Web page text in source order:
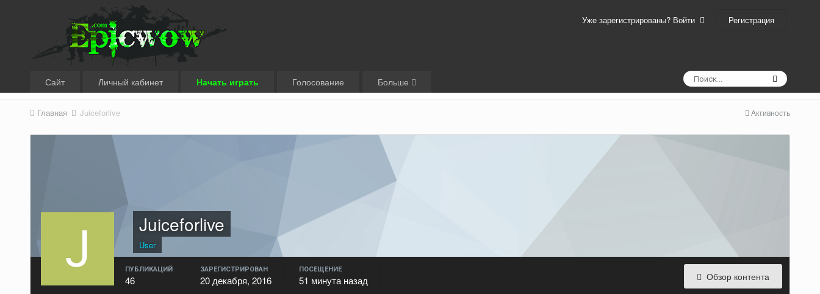
Уже зарегистрированы? Войти Регистрация
Сайт Личный кабинет Начать играть Голосование Больше
Активность
Главная Juiceforlive
Juiceforlive
User
Обзор контента
ПУБЛИКАЦИЙ
46
ЗАРЕГИСТРИРОВАН
20 декабря, 2016
ПОСЕЩЕНИЕ
51 минута назад